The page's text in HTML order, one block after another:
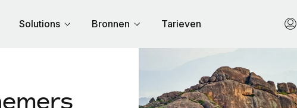
Solutions Bronnen Tarieven